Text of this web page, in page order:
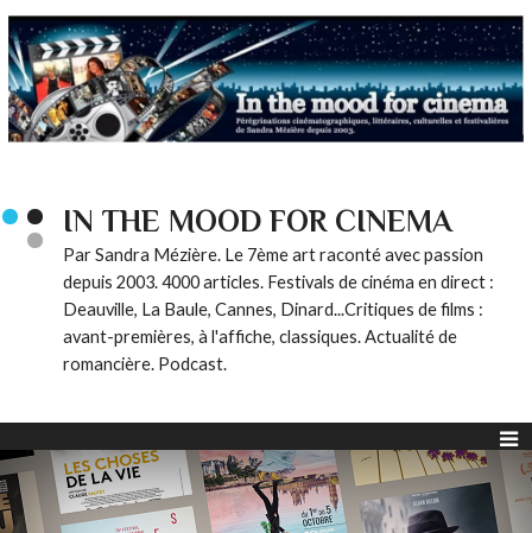
IN THE MOOD FOR CINEMA
Par Sandra Mézière. Le 7ème art raconté avec passion
depuis 2003. 4000 articles. Festivals de cinéma en direct :
Deauville, La Baule, Cannes, Dinard...Critiques de films :
avant-premières, à l'affiche, classiques. Actualité de
romancière. Podcast.